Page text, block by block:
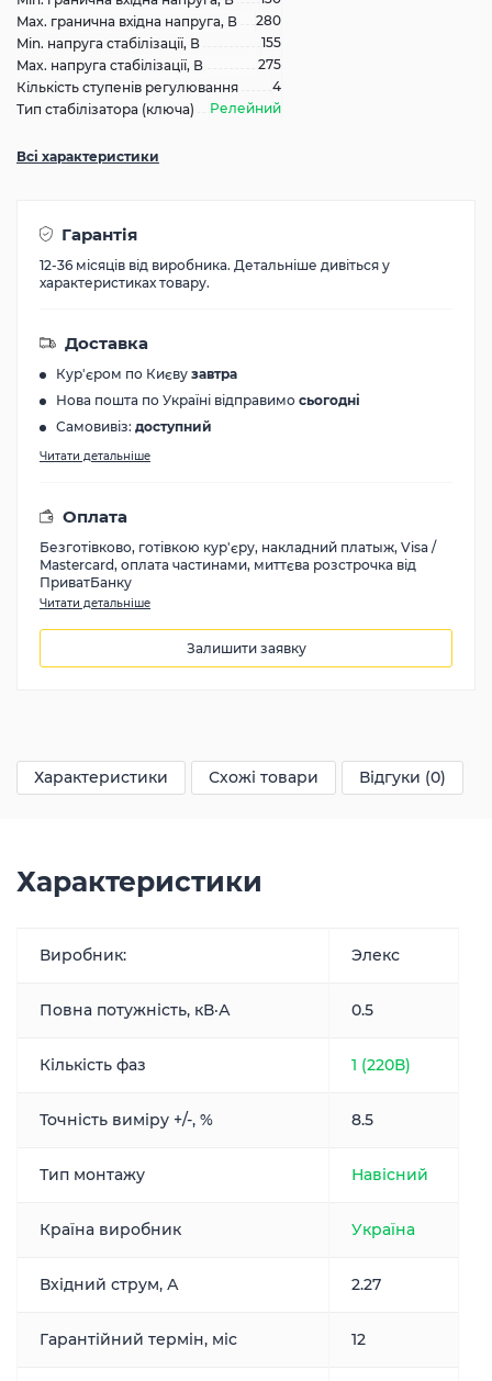
Max. гранична вхідна напруга, В
280
Min. напруга стабілізації, В
155
Max. напруга стабілізації, В
275
Кількість ступенів регулювання
4
Тип стабілізатора (ключа)
Релейний
Всі характеристики
Гарантія
12-36 місяців від виробника. Детальніше дивіться у
характеристиках товару.
Доставка
Кур'єром по Києву завтра
Нова пошта по Україні відправимо сьогодні
Самовивіз: доступний
Читати детальніше
Оплата
Безготівково, готівкою кур'єру, накладний платыж, Visa /
Mastercard, оплата частинами, миттєва розстрочка від
ПриватБанку
Читати детальніше
Залишити заявку
Характеристики Схожі товари Відгуки (0)
Характеристики
Виробник: Элекс
Повна потужність, кВ·А 0.5
Кількість фаз 1 (220В)
Точність виміру +/-, % 8.5
Тип монтажу Навісний
Країна виробник Україна
Вхідний струм, А 2.27
Гарантійний термін, міс 12